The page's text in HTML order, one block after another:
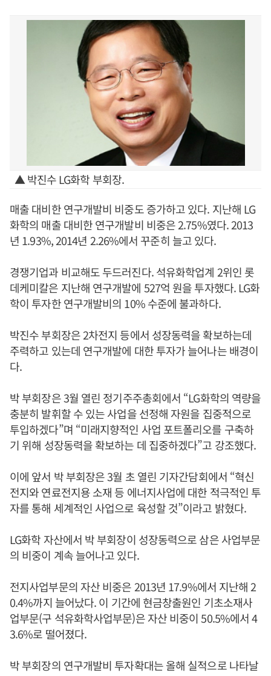
▲ 박진수 LG화학 부회장.
매출 대비한 연구개발비 비중도 증가하고 있다. 지난해 LG
화학의 매출 대비한 연구개발비 비중은 2.75%였다. 2013
년 1.93%, 2014년 2.26%에서 꾸준히 늘고 있다.
경쟁기업과 비교해도 두드러진다. 석유화학업계 2위인 롯
데케미칼은 지난해 연구개발에 527억 원을 투자했다. LG화
학이 투자한 연구개발비의 10% 수준에 불과하다.
박진수 부회장은 2차전지 등에서 성장동력을 확보하는데
주력하고 있는데 연구개발에 대한 투자가 늘어나는 배경이
다.
박 부회장은 3월 열린 정기주주총회에서 “LG화학의 역량을
충분히 발휘할 수 있는 사업을 선정해 자원을 집중적으로
투입하겠다”며 “미래지향적인 사업 포트폴리오를 구축하
기 위해 성장동력을 확보하는 데 집중하겠다”고 강조했다.
이에 앞서 박 부회장은 3월 초 열린 기자간담회에서 “혁신
전지와 연료전지용 소재 등 에너지사업에 대한 적극적인 투
자를 통해 세계적인 사업으로 육성할 것”이라고 밝혔다.
LG화학 자산에서 박 부회장이 성장동력으로 삼은 사업부문
의 비중이 계속 늘어나고 있다.
전지사업부문의 자산 비중은 2013년 17.9%에서 지난해 2
0.4%까지 늘어났다. 이 기간에 현금창출원인 기초소재사
업부문(구 석유화학사업부문)은 자산 비중이 50.5%에서 4
3.6%로 떨어졌다.
박 부회장의 연구개발비 투자확대는 올해 실적으로 나타날